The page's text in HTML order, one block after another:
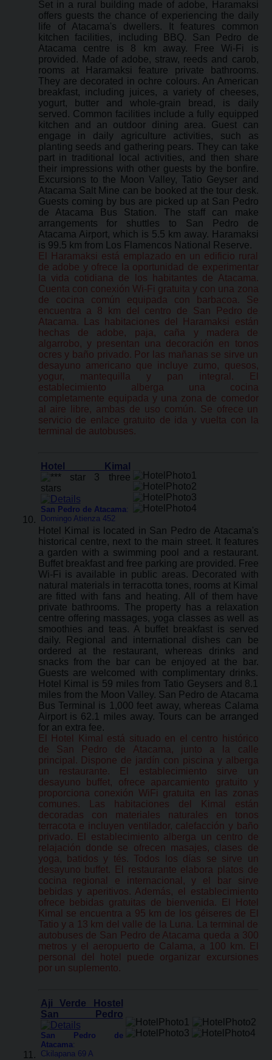
Set in a rural building made of adobe, Haramaksi
offers guests the chance of experiencing the daily
life of Atacama's dwellers. It features common
kitchen facilities, including BBQ. San Pedro de
Atacama centre is 8 km away. Free Wi-Fi is
provided. Made of adobe, straw, reeds and carob,
rooms at Haramaksi feature private bathrooms.
They are decorated in ochre colours. An American
breakfast, including juices, a variety of cheeses,
yogurt, butter and whole-grain bread, is daily
served. Common facilities include a fully equipped
kitchen and an outdoor dining area. Guest can
engage in daily agriculture activities, such as
planting seeds and gathering pears. They can take
part in traditional local activities, and then share
their impressions with other guests by the bonfire.
Excursions to the Moon Valley, Tatio Geyser and
Atacama Salt Mine can be booked at the tour desk.
Guests coming by bus are picked up at San Pedro
de Atacama Bus Station. The staff can make
arrangements for shuttles to San Pedro de
Atacama Airport, which is 5.5 km away. Haramaksi
is 99.5 km from Los Flamencos National Reserve.
El Haramaksi está emplazado en un edificio rural
de adobe y ofrece la oportunidad de experimentar
la vida cotidiana de los habitantes de Atacama.
Cuenta con conexión Wi-Fi gratuita y con una zona
de cocina común equipada con barbacoa. Se
encuentra a 8 km del centro de San Pedro de
Atacama. Las habitaciones del Haramaksi están
hechas de adobe, paja, caña y madera de
algarrobo, y presentan una decoración en tonos
ocres y baño privado. Por las mañanas se sirve un
desayuno americano que incluye zumo, quesos,
yogur, mantequilla y pan integral. El
establecimiento alberga una cocina
completamente equipada y una zona de comedor
al aire libre, ambas de uso común. Se ofrece un
servicio de enlace gratuito de ida y vuelta con la
terminal de autobuses.
Hotel Kimal
San Pedro de Atacama:
Domingo Atienza 452
Hotel Kimal is located in San Pedro de Atacama's
historical centre, next to the main street. It features
a garden with a swimming pool and a restaurant.
Buffet breakfast and free parking are provided. Free
Wi-Fi is available in public areas. Decorated with
natural materials in terracotta tones, rooms at Kimal
are fitted with fans and heating. All of them have
private bathrooms. The property has a relaxation
centre offering massages, yoga classes as well as
smoothies and teas. A buffet breakfast is served
daily. Regional and international dishes can be
ordered at the restaurant, whereas drinks and
snacks from the bar can be enjoyed at the bar.
Guests are welcomed with complimentary drinks.
Hotel Kimal is 59 miles from Tatio Geysers and 8.1
miles from the Moon Valley. San Pedro de Atacama
Bus Terminal is 1,000 feet away, whereas Calama
Airport is 62.1 miles away. Tours can be arranged
for an extra fee.
El Hotel Kimal está situado en el centro histórico
de San Pedro de Atacama, junto a la calle
principal. Dispone de jardín con piscina y alberga
un restaurante. El establecimiento sirve un
desayuno buffet, ofrece aparcamiento gratuito y
proporciona conexión WiFi gratuita en las zonas
comunes. Las habitaciones del Kimal están
decoradas con materiales naturales en tonos
terracota e incluyen ventilador, calefacción y baño
privado. El establecimiento alberga un centro de
relajación donde se ofrecen masajes, clases de
yoga, batidos y tés. Todos los días se sirve un
desayuno buffet. El restaurante elabora platos de
cocina regional e internacional, y el bar sirve
bebidas y aperitivos. Además, el establecimiento
ofrece bebidas gratuitas de bienvenida. El Hotel
Kimal se encuentra a 95 km de los géiseres de El
Tatio y a 13 km del valle de la Luna. La terminal de
autobuses de San Pedro de Atacama queda a 300
metros y el aeropuerto de Calama, a 100 km. El
personal del hotel puede organizar excursiones
por un suplemento.
Aji Verde Hostel
San Pedro
San Pedro de
Atacama:
Ckilapana 69 A